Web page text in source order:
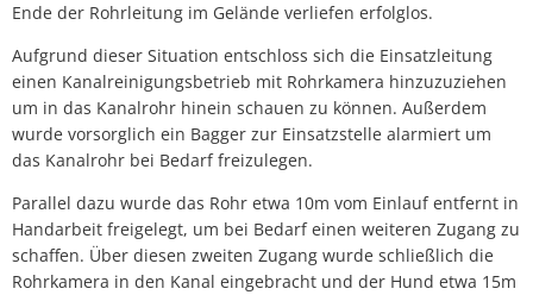
Ende der Rohrleitung im Gelände verliefen erfolglos.
Aufgrund dieser Situation entschloss sich die Einsatzleitung
einen Kanalreinigungsbetrieb mit Rohrkamera hinzuzuziehen
um in das Kanalrohr hinein schauen zu können. Außerdem
wurde vorsorglich ein Bagger zur Einsatzstelle alarmiert um
das Kanalrohr bei Bedarf freizulegen.
Parallel dazu wurde das Rohr etwa 10m vom Einlauf entfernt in
Handarbeit freigelegt, um bei Bedarf einen weiteren Zugang zu
schaffen. Über diesen zweiten Zugang wurde schließlich die
Rohrkamera in den Kanal eingebracht und der Hund etwa 15m